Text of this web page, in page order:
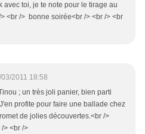
avec toi, je te note pour le tirage au
<br /> bonne soirée<br /> <br /> <br
2011 18:58
; un très joli panier, bien parti
profite pour faire une ballade chez
de jolies découvertes.<br />
> <br />